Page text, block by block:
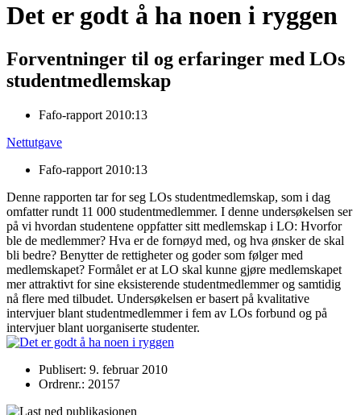
Det er godt å ha noen i ryggen
Forventninger til og erfaringer med LOs
studentmedlemskap
Fafo-rapport 2010:13
Nettutgave
Fafo-rapport 2010:13
Denne rapporten tar for seg LOs studentmedlemskap, som i dag
omfatter rundt 11 000 studentmedlemmer. I denne undersøkelsen ser
på vi hvordan studentene oppfatter sitt medlemskap i LO: Hvorfor
ble de medlemmer? Hva er de fornøyd med, og hva ønsker de skal
bli bedre? Benytter de rettigheter og goder som følger med
medlemskapet? Formålet er at LO skal kunne gjøre medlemskapet
mer attraktivt for sine eksisterende studentmedlemmer og samtidig
nå flere med tilbudet. Undersøkelsen er basert på kvalitative
intervjuer blant studentmedlemmer i fem av LOs forbund og på
intervjuer blant uorganiserte studenter.
Publisert: 9. februar 2010
Ordrenr.: 20157